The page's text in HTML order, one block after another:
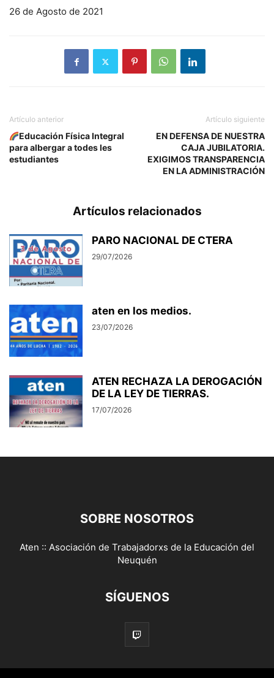
26 de Agosto de 2021
Artículo anterior
Educación Física Integral
para albergar a todes les
estudiantes
Artículo siguiente
EN DEFENSA DE NUESTRA
CAJA JUBILATORIA.
EXIGIMOS TRANSPARENCIA
EN LA ADMINISTRACIÓN
Artículos relacionados
PARO NACIONAL DE CTERA
29/07/2026
aten en los medios.
23/07/2026
ATEN RECHAZA LA DEROGACIÓN
DE LA LEY DE TIERRAS.
17/07/2026
SOBRE NOSOTROS
Aten :: Asociación de Trabajadorxs de la Educación del
Neuquén
SÍGUENOS